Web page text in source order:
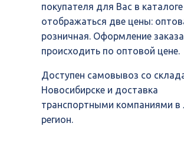
покупателя для Вас в
отображаться две цены:
розничная. Оформление
происходить по оптовой цене.
Доступен самовывоз со
Новосибирске и доставка
транспортными компаниями в
регион.